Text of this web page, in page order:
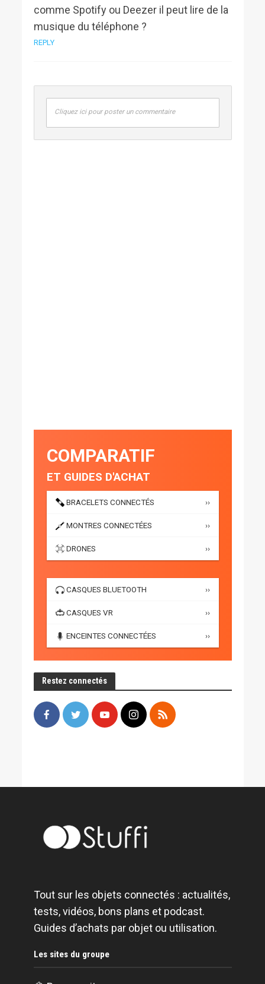
comme Spotify ou Deezer il peut lire de la
musique du téléphone ?
REPLY
Cliquez ici pour poster un commentaire
COMPARATIF
ET GUIDES D'ACHAT
BRACELETS CONNECTÉS ››
MONTRES CONNECTÉES ››
DRONES ››
CASQUES BLUETOOTH ››
CASQUES VR ››
ENCEINTES CONNECTÉES ››
Restez connectés
Tout sur les objets connectés : actualités,
tests, vidéos, bons plans et podcast.
Guides d’achats par objet ou utilisation.
Les sites du groupe